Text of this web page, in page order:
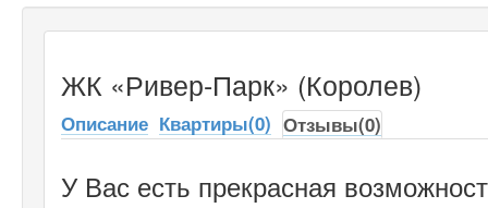
ЖК «Ривер-Парк» (Королев)
Описание Квартиры(0) Отзывы(0)
У Вас есть прекрасная